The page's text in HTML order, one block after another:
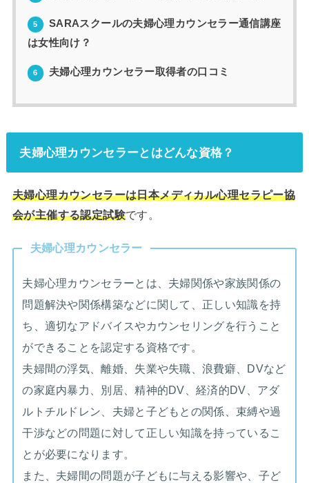
5
SARAスクールの夫婦心理カウンセラー通信講座
は女性向け？
6 夫婦心理カウンセラー取得者の口コミ
夫婦心理カウンセラーとはどんな資格？
夫婦心理カウンセラーは日本メディカル心理セラピー協
会が主催する認定試験です。
夫婦心理カウンセラー
夫婦心理カウンセラーとは、夫婦関係や家族関係の
問題解決や関係構築などに関して、正しい知識を持
ち、適切なアドバイスやカウンセリングを行うこと
ができることを認定する資格です。
夫婦間の浮気、離婚、失業や失職、浪費癖、DVなど
の家庭内暴力、別居、精神的DV、経済的DV、アダ
ルトチルドレン、夫婦と子どもとの関係、束縛や過
干渉などの問題に対して正しい知識を持っているこ
とが必要になります。
また、夫婦間の問題が子どもに与える影響や、子ど